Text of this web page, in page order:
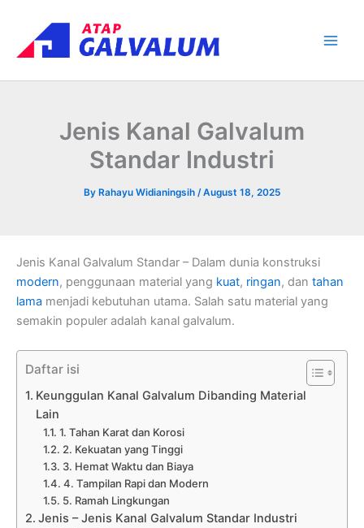
content
Jenis Kanal Galvalum
Standar Industri
By Rahayu Widianingsih /August 18, 2025
Jenis Kanal Galvalum Standar – Dalam dunia konstruksi
modern, penggunaan material yang kuat, ringan, dan tahan
lama menjadi kebutuhan utama. Salah satu material yang
semakin populer adalah kanal galvalum.
Daftar isi
Keunggulan Kanal Galvalum Dibanding Material
Lain
1. Tahan Karat dan Korosi
2. Kekuatan yang Tinggi
3. Hemat Waktu dan Biaya
4. Tampilan Rapi dan Modern
5. Ramah Lingkungan
Jenis – Jenis Kanal Galvalum Standar Industri